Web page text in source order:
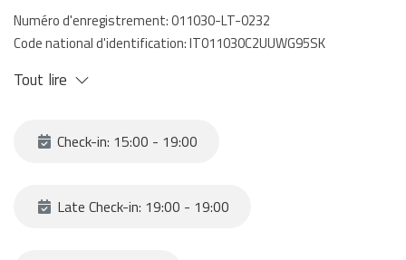
Numéro d'enregistrement: 011030-LT-0232
Code national d'identification: IT011030C2UUWG95SK
Tout lire
Check-in: 15:00 - 19:00
Late Check-in: 19:00 - 19:00